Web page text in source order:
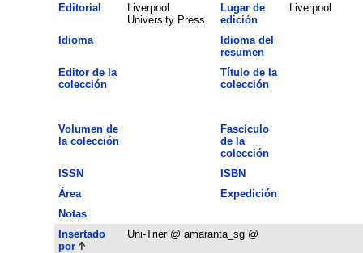
Editorial
Liverpool
University Press
Lugar de
edición
Liverpool
Idioma
Idioma del
resumen
Editor de la
colección
Título de la
colección
Volumen de
la colección
Fascículo
de la
colección
ISSN
ISBN
Área
Expedición
Notas
Insertado
por
Uni-Trier @ amaranta_sg @